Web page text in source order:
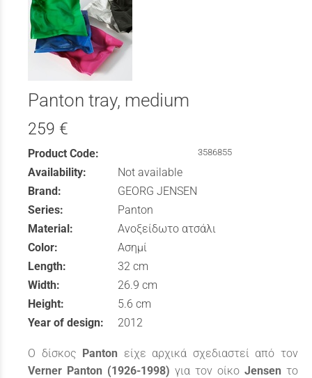
Panton tray, medium
259 €
Product Code: 3586855
Availability:
Not available
Brand:
GEORG JENSEN
Series:
Panton
Material:
Ανοξείδωτο ατσάλι
Color:
Ασημί
Length:
32 cm
Width:
26.9 cm
Height:
5.6 cm
Year of design:
2012
Ο δίσκος Panton είχε αρχικά σχεδιαστεί από τον
Verner Panton (1926-1998) για τον οίκο Jensen το